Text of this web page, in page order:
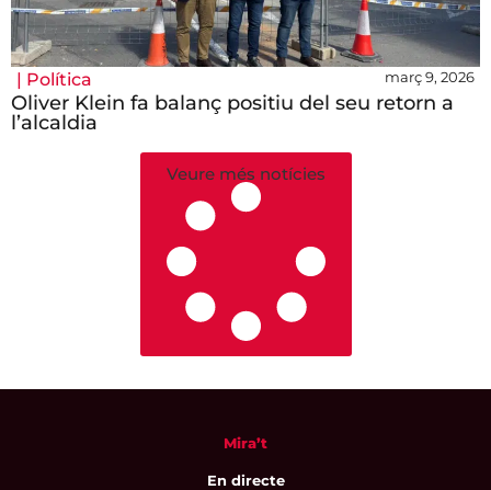
| Política març 9, 2026
Oliver Klein fa balanç positiu del seu retorn a
l’alcaldia
Veure més notícies
Mira’t
En directe